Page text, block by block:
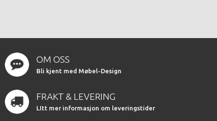
OM OSS
Bli kjent med Møbel-Design
FRAKT & LEVERING
LItt mer informasjon om leveringstider